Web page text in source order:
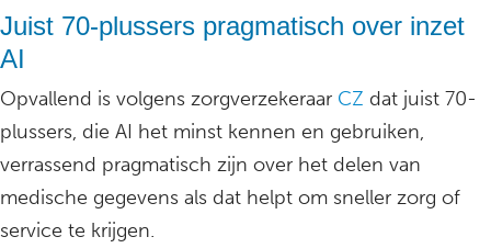
Juist 70-plussers pragmatisch over inzet
AI
Opvallend is volgens zorgverzekeraar CZ dat juist 70-
plussers, die AI het minst kennen en gebruiken,
verrassend pragmatisch zijn over het delen van
medische gegevens als dat helpt om sneller zorg of
service te krijgen.